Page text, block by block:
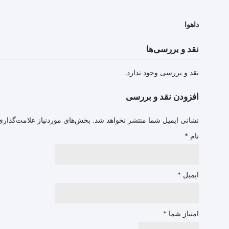
داهوا
نقد و بررسی‌ها
نقد و بررسی وجود ندارد.
افزودن نقد و بررسی
نشانی ایمیل شما منتشر نخواهد شد. بخش‌های موردنیاز
نام *
ایمیل *
امتیاز شما *